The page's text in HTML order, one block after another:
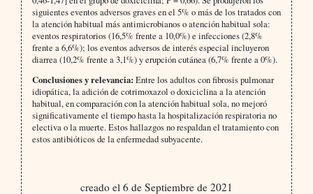
siguientes eventos adversos graves en el 5% o más de los tratados con
la atención habitual más antimicrobianos o atención habitual sola:
eventos respiratorios (16,5% frente a 10,0%) e infecciones (2,8%
frente a 6,6%); los eventos adversos de interés especial incluyeron
diarrea (10,2% frente a 3,1%) y erupción cutánea (6,7% frente a 0%).
Conclusiones y relevancia: Entre los adultos con fibrosis pulmonar
idiopática, la adición de cotrimoxazol o doxiciclina a la atención
habitual, en comparación con la atención habitual sola, no mejoró
significativamente el tiempo hasta la hospitalización respiratoria no
electiva o la muerte. Estos hallazgos no respaldan el tratamiento con
estos antibióticos de la enfermedad subyacente.
creado el 6 de Septiembre de 2021